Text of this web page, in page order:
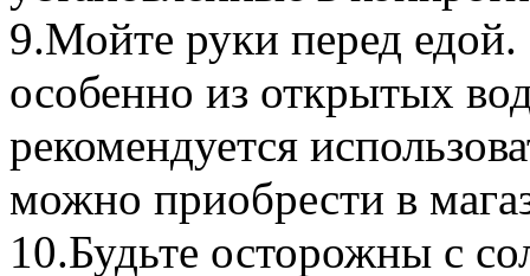
9.Мойте руки перед
особенно из открытых
рекомендуется
можно приобрести в
10.Будьте осторожны с